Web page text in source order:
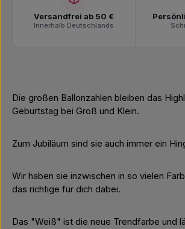
Versandfrei ab 50 €
Innerhalb Deutschlands
Die großen Ballonzahlen bleiben das
Geburtstag bei Groß und Klein.
Zum Jubiläum sind sie auch immer ein
Wir haben sie inzwischen in so vielen
das richtige für dich dabei.
Das "Weiß" ist die neue Trendfarbe und